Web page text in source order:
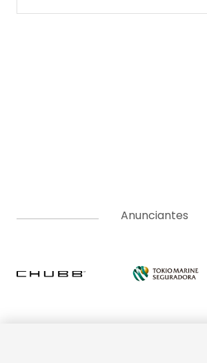
Anunciantes